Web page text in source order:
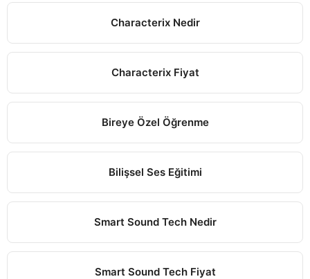
Characterix Nedir
Characterix Fiyat
Bireye Özel Öğrenme
Bilişsel Ses Eğitimi
Smart Sound Tech Nedir
Smart Sound Tech Fiyat